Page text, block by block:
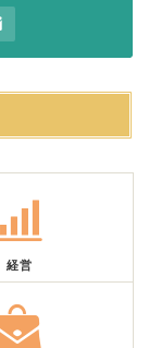
経営